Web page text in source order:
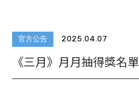
官方公告 2025.04.07
《三月》月月抽得獎名單